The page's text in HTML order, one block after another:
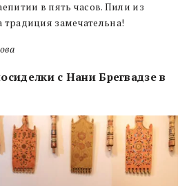
в пять часов. Пили из
традиция замечательна!
с Нани Брегвадзе в